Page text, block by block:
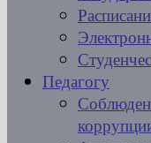
Педагогу